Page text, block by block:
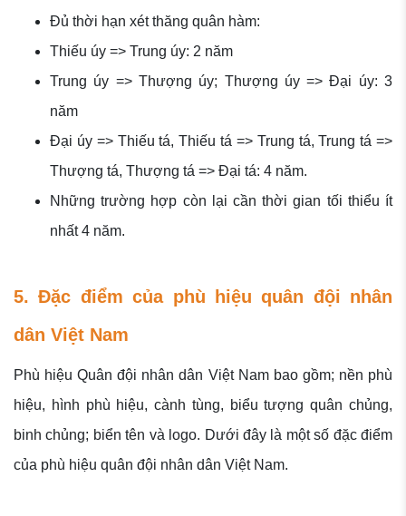
Đủ thời hạn xét thăng quân hàm:
Thiếu úy => Trung úy: 2 năm
Trung úy => Thượng úy; Thượng úy => Đại úy: 3
năm
Đại úy => Thiếu tá, Thiếu tá => Trung tá, Trung tá =>
Thượng tá, Thượng tá => Đại tá: 4 năm.
Những trường hợp còn lại cần thời gian tối thiểu ít
nhất 4 năm.
5. Đặc điểm của phù hiệu quân đội nhân
dân Việt Nam
Phù hiệu Quân đội nhân dân Việt Nam bao gồm; nền phù
hiệu, hình phù hiệu, cành tùng, biểu tượng quân chủng,
binh chủng; biển tên và logo. Dưới đây là một số đặc điểm
của phù hiệu quân đội nhân dân Việt Nam.